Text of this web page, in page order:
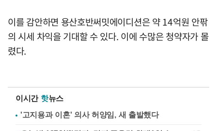
이를 감안하면 용산호반써밋에이디션은 약 14억원 안팎
의 시세 차익을 기대할 수 있다. 이에 수많은 청약자가 몰
렸다.
이시간 핫뉴스
'고지용과 이혼' 의사 허양임, 새 출발했다